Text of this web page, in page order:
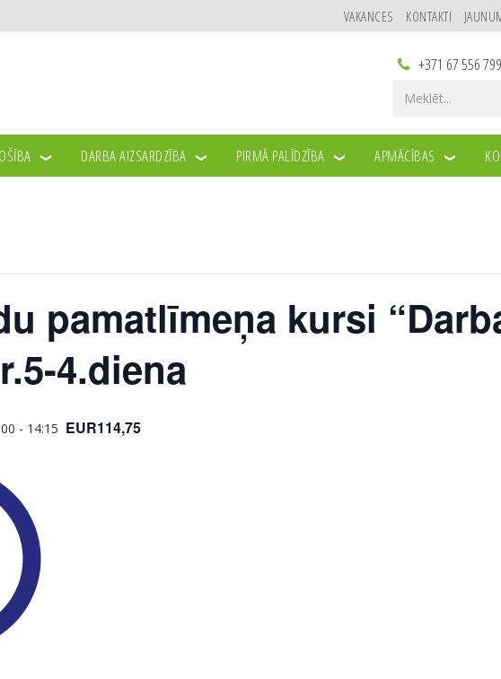
VAKANCES KONTAKTI
+371 67 556 799
DARBA AIZSARDZĪBA PIRMĀ PALĪDZĪBA APMĀCĪBAS
pamatlīmeņa kursi
4.diena
- 14:15 EUR114,75